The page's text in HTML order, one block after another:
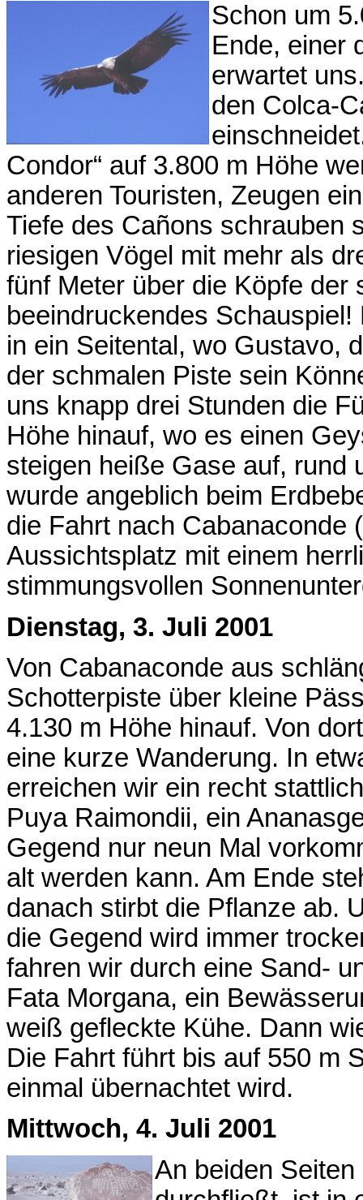
Schon um
Ende, einer
erwartet
den Colca-
Condor“ auf 3.800 m Höhe
anderen Touristen, Zeugen
Tiefe des Cañons schrauben
riesigen Vögel mit mehr als
fünf Meter über die Köpfe der
beeindruckendes
in ein Seitental, wo Gustavo,
der schmalen Piste sein
uns knapp drei Stunden die
Höhe hinauf, wo es einen
steigen heiße Gase auf, rund
wurde angeblich beim
die Fahrt nach Cabanaconde
Aussichtsplatz mit einem
stimmungsvollen
Dienstag, 3. Juli 2001
Von Cabanaconde aus
Schotterpiste über kleine
4.130 m Höhe hinauf. Von
eine kurze Wanderung. In
erreichen wir ein recht
Puya Raimondii, ein
Gegend nur neun Mal
alt werden kann. Am Ende
danach stirbt die Pflanze ab.
die Gegend wird immer
fahren wir durch eine Sand-
Fata Morgana, ein
weiß gefleckte Kühe. Dann
Die Fahrt führt bis auf 550 m
einmal übernachtet wird.
Mittwoch, 4. Juli 2001
An beiden